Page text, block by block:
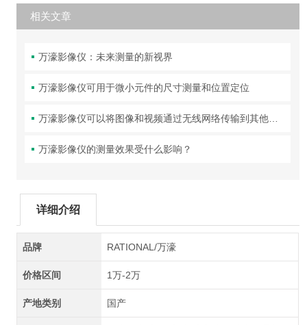
相关文章
万濠影像仪：未来测量的新视界
万濠影像仪可用于微小元件的尺寸测量和位置定位
万濠影像仪可以将图像和视频通过无线网络传输到其他设备上
万濠影像仪的测量效果受什么影响？
详细介绍
品牌 RATIONAL/万濠
价格区间 1万-2万
产地类别 国产